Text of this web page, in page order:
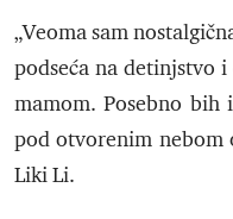
„Veoma sam
podseća na detinjstvo
mamom. Posebno
pod otvorenim nebom
Liki Li.